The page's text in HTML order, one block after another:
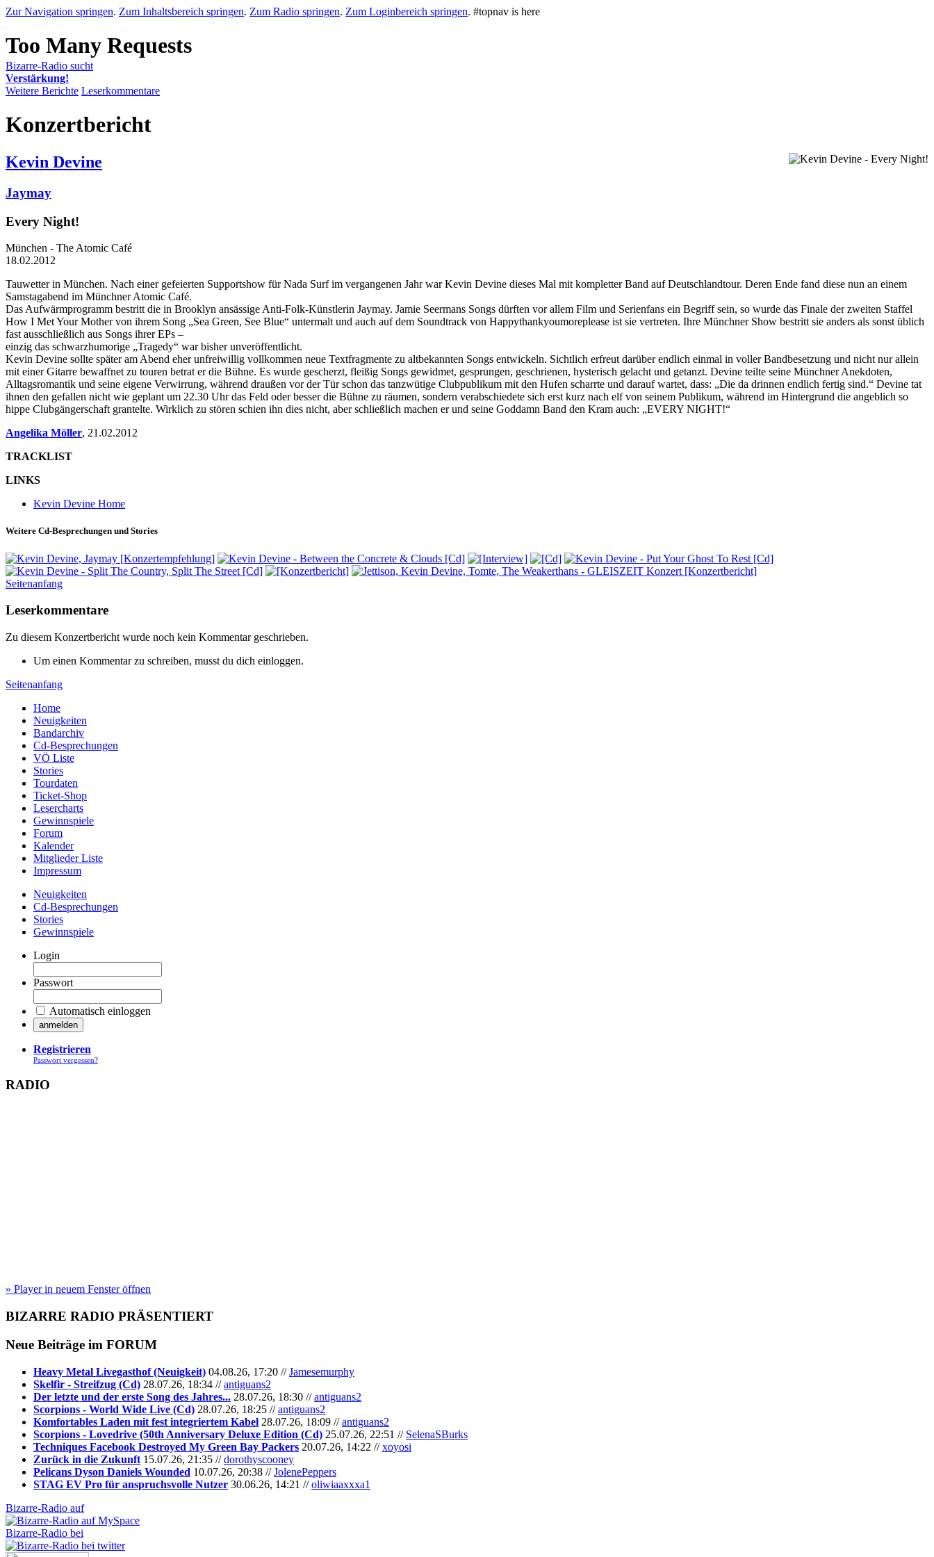
Zur Navigation springen. Zum Inhaltsbereich springen. Zum Radio springen. Zum Loginbereich springen. #topnav is here
Bizarre-Radio sucht
Verstärkung!
Weitere Berichte Leserkommentare
Konzertbericht
Kevin Devine
Jaymay
Every Night!
München - The Atomic Café
18.02.2012
Tauwetter in München. Nach einer gefeierten Supportshow für Nada Surf im vergangenen Jahr war Kevin Devine dieses Mal mit kompletter Band auf Deutschlandtour. Deren Ende fand diese nun an einem
Samstagabend im Münchner Atomic Café.
Das Aufwärmprogramm bestritt die in Brooklyn ansässige Anti-Folk-Künstlerin Jaymay. Jamie Seermans Songs dürften vor allem Film und Serienfans ein Begriff sein, so wurde das Finale der zweiten Staffel
How I Met Your Mother von ihrem Song „Sea Green, See Blue“ untermalt und auch auf dem Soundtrack von Happythankyoumoreplease ist sie vertreten. Ihre Münchner Show bestritt sie anders als sonst üblich
fast ausschließlich aus Songs ihrer EPs –
einzig das schwarzhumorige „Tragedy“ war bisher unveröffentlicht.
Kevin Devine sollte später am Abend eher unfreiwillig vollkommen neue Textfragmente zu altbekannten Songs entwickeln. Sichtlich erfreut darüber endlich einmal in voller Bandbesetzung und nicht nur allein
mit einer Gitarre bewaffnet zu touren betrat er die Bühne. Es wurde gescherzt, fleißig Songs gewidmet, gesprungen, geschrienen, hysterisch gelacht und getanzt. Devine teilte seine Münchner Anekdoten,
Alltagsromantik und seine eigene Verwirrung, während draußen vor der Tür schon das tanzwütige Clubpublikum mit den Hufen scharrte und darauf wartet, dass: „Die da drinnen endlich fertig sind.“ Devine tat
ihnen den gefallen nicht wie geplant um 22.30 Uhr das Feld oder besser die Bühne zu räumen, sondern verabschiedete sich erst kurz nach elf von seinem Publikum, während im Hintergrund die angeblich so
hippe Clubgängerschaft grantelte. Wirklich zu stören schien ihn dies nicht, aber schließlich machen er und seine Goddamn Band den Kram auch: „EVERY NIGHT!“
Angelika Möller, 21.02.2012
TRACKLIST
LINKS
Kevin Devine Home
Weitere Cd-Besprechungen und Stories
Seitenanfang
Leserkommentare
Zu diesem Konzertbericht wurde noch kein Kommentar geschrieben.
Um einen Kommentar zu schreiben, musst du dich einloggen.
Seitenanfang
Home
Neuigkeiten
Bandarchiv
Cd-Besprechungen
VÖ Liste
Stories
Tourdaten
Ticket-Shop
Lesercharts
Gewinnspiele
Forum
Kalender
Mitglieder Liste
Impressum
Neuigkeiten
Cd-Besprechungen
Stories
Gewinnspiele
Login
Passwort
Automatisch einloggen
Registrieren
Passwort vergessen?
RADIO
» Player in neuem Fenster öffnen
BIZARRE RADIO PRÄSENTIERT
Neue Beiträge im FORUM
Heavy Metal Livegasthof (Neuigkeit) 04.08.26, 17:20 //Jamesemurphy
Skelfir - Streifzug (Cd) 28.07.26, 18:34 //antiguans2
Der letzte und der erste Song des Jahres... 28.07.26, 18:30 //antiguans2
Scorpions - World Wide Live (Cd) 28.07.26, 18:25 //antiguans2
Komfortables Laden mit fest integriertem Kabel 28.07.26, 18:09 //antiguans2
Scorpions - Lovedrive (50th Anniversary Deluxe Edition (Cd) 25.07.26, 22:51 // SelenaSBurks
Techniques Facebook Destroyed My Green Bay Packers 20.07.26, 14:22 //xoyosi
Zurück in die Zukunft 15.07.26, 21:35 //dorothyscooney
Pelicans Dyson Daniels Wounded 10.07.26, 20:38 //JolenePeppers
STAG EV Pro für anspruchsvolle Nutzer 30.06.26, 14:21 //oliwiaaxxxa1
Bizarre-Radio auf
Bizarre-Radio bei